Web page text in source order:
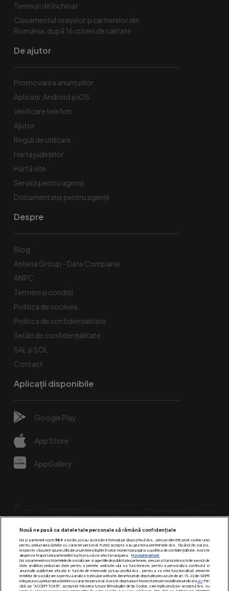
Terenuri de închiriat
Clasamentul orașelor și cartierelor din
România, după 16 criterii de calitate
De ajutor
Promovarea anunțurilor
Aplicații: Android și iOS
Verificare telefon
Ajutor
Reguli de utilizare
Harta județelor
Hartă site
Servicii pentru agenții
Documentație pentru agenții
Despre
Blog
Antena Group - Date Companie
ANPC
Termeni și condiții
Politica de cookies
Politica de confidențialitate
Setări de confidențialitate
SAL și SOL
Contact
Aplicații disponibile
Google Play
App Store
AppGallery
Urmărește-ne pe:
Nouă ne pasă ca datele tale personale să rămână confidențiale
Noi și partenerii noștri 589stocăm și/sau accesăm informații pe dispozitivul dvs., precum identificatorii cookie unici
pentru prelucrarea datelor cu caracter personal. Puteți accepta sau gestiona preferințele dvs. făcând clic mai jos,
respectiv vă puteți opune utilizării unui interes legitim în orice moment pe pagina cu politica de confidențialitate. Aceste
alegeri vor fi raportate partenerilor noștri și nu vă vor afecta navigarea.
Mai multe detalii
Noi si partenerii nostri (retelele de socializare si agentiile de publicitate partenere, precum si furnizorii nostri de servicii de
date analitice) prelucram date pentru a permite website-ului sa functioneze, pentru a personaliza continutul si
anunturile publicitare afisate in functie de interesele si/sau profilul dvs., pentru a va oferi functionalitati aferente
retelelor de socializare si pentru a analiza traficul pe website. Beneficiati de drepturile prevazute de art. 15-22 din GDPR
in legatura cu prelucrarea datelor cu caracter personal. Aceste drepturi pot fi exercitate prin modalitatea indicataaici. Prin
click pe “ACCEPT TOATE”, acceptati folosirea tuturor Tehnologiilor de tip Cookie, care implica inclusiv acceptul dvs. cu